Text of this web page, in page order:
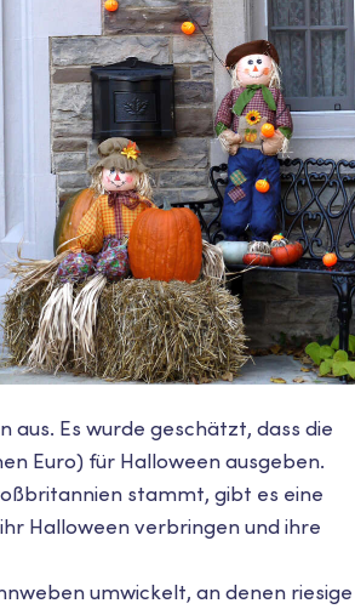
aus. Es wurde geschätzt, dass die
Euro) für Halloween ausgeben.
stammt, gibt es eine
Halloween verbringen und ihre
umwickelt, an denen riesige